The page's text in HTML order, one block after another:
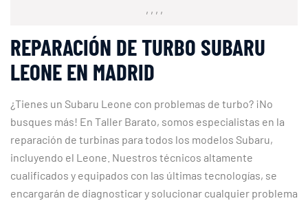
, , , ,
REPARACIÓN DE TURBO SUBARU
LEONE EN MADRID
¿Tienes un Subaru Leone con problemas de turbo? ¡No
busques más! En Taller Barato, somos especialistas en la
reparación de turbinas para todos los modelos Subaru,
incluyendo el Leone. Nuestros técnicos altamente
cualificados y equipados con las últimas tecnologías, se
encargarán de diagnosticar y solucionar cualquier problema